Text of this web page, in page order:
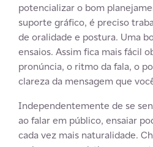
potencializar o bom
suporte gráfico, é preciso
de oralidade e postura. Uma
ensaios. Assim fica mais fácil
pronúncia, o ritmo da fala, o
clareza da mensagem que
Independentemente de se
ao falar em público, ensaiar
cada vez mais naturalidade.